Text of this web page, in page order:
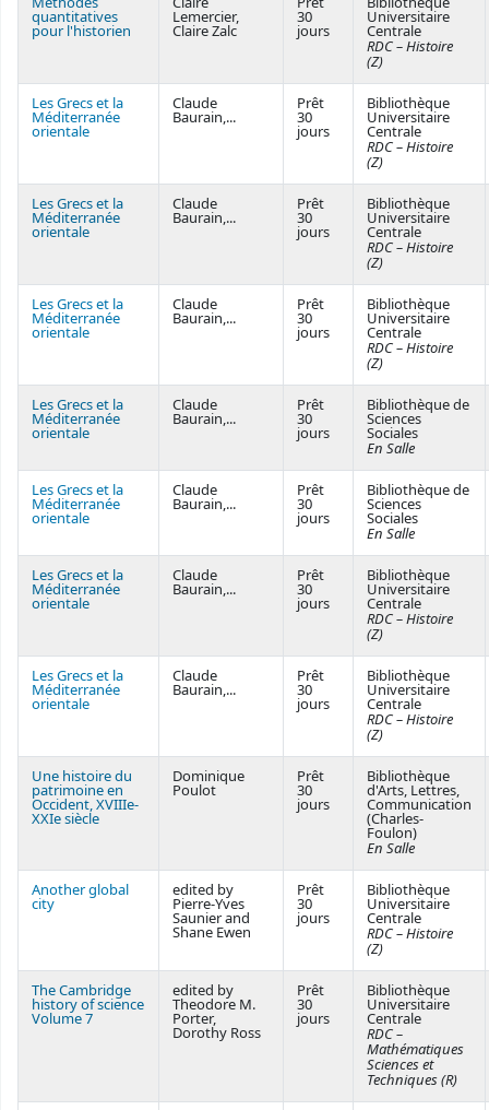
quantitatives
pour l'historien
Lemercier,
Claire Zalc
30
jours
Universitaire
Centrale
RDC – Histoire
(Z)
Les Grecs et la
Méditerranée
orientale
Claude
Baurain,...
Prêt
30
jours
Bibliothèque
Universitaire
Centrale
RDC – Histoire
(Z)
Les Grecs et la
Méditerranée
orientale
Claude
Baurain,...
Prêt
30
jours
Bibliothèque
Universitaire
Centrale
RDC – Histoire
(Z)
Les Grecs et la
Méditerranée
orientale
Claude
Baurain,...
Prêt
30
jours
Bibliothèque
Universitaire
Centrale
RDC – Histoire
(Z)
Les Grecs et la
Méditerranée
orientale
Claude
Baurain,...
Prêt
30
jours
Bibliothèque de
Sciences
Sociales
En Salle
Les Grecs et la
Méditerranée
orientale
Claude
Baurain,...
Prêt
30
jours
Bibliothèque de
Sciences
Sociales
En Salle
Les Grecs et la
Méditerranée
orientale
Claude
Baurain,...
Prêt
30
jours
Bibliothèque
Universitaire
Centrale
RDC – Histoire
(Z)
Les Grecs et la
Méditerranée
orientale
Claude
Baurain,...
Prêt
30
jours
Bibliothèque
Universitaire
Centrale
RDC – Histoire
(Z)
Une histoire du
patrimoine en
Occident, XVIIIe-
XXIe siècle
Dominique
Poulot
Prêt
30
jours
Bibliothèque
d'Arts, Lettres,
Communication
(Charles-
Foulon)
En Salle
Another global
city
edited by
Pierre-Yves
Saunier and
Shane Ewen
Prêt
30
jours
Bibliothèque
Universitaire
Centrale
RDC – Histoire
(Z)
The Cambridge
history of science
Volume 7
edited by
Theodore M.
Porter,
Dorothy Ross
Prêt
30
jours
Bibliothèque
Universitaire
Centrale
RDC –
Mathématiques
Sciences et
Techniques (R)